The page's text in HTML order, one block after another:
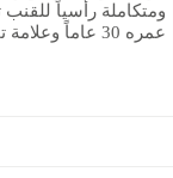
ومتكاملة رأسياً
عمره 30 عاماً وعلامة تجارية ع� ...